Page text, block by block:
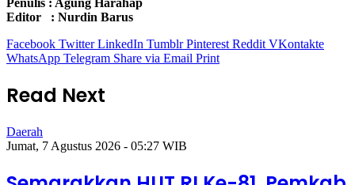
Editor : Nurdin Barus
Facebook Twitter LinkedIn Tumblr Pinterest Reddit VKontakte
WhatsApp Telegram Share via Email Print
Read Next
Daerah
Jumat, 7 Agustus 2026 - 05:27 WIB